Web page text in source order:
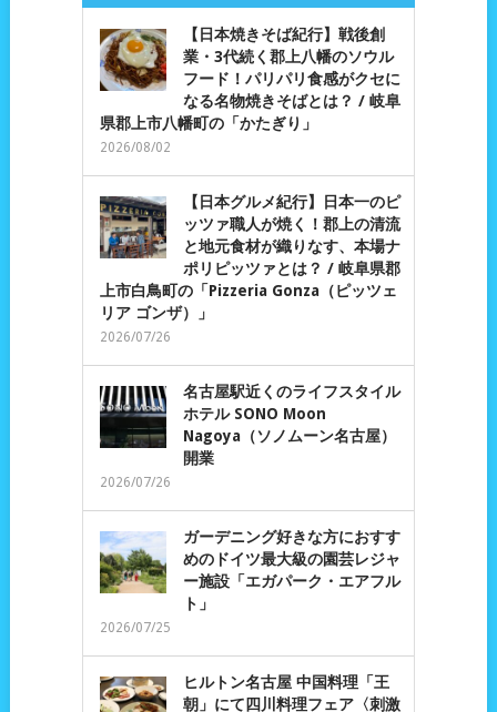
【日本焼きそば紀行】戦後創
業・3代続く郡上八幡のソウル
フード！パリパリ食感がクセに
なる名物焼きそばとは？ / 岐阜
県郡上市八幡町の「かたぎり」
2026/08/02
【日本グルメ紀行】日本一のピ
ッツァ職人が焼く！郡上の清流
と地元食材が織りなす、本場ナ
ポリピッツァとは？ / 岐阜県郡
上市白鳥町の「Pizzeria Gonza（ピッツェ
リア ゴンザ）」
2026/07/26
名古屋駅近くのライフスタイル
ホテル SONO Moon
Nagoya（ソノムーン名古屋）
開業
2026/07/26
ガーデニング好きな方におすす
めのドイツ最大級の園芸レジャ
ー施設「エガパーク・エアフル
ト」
2026/07/25
ヒルトン名古屋 中国料理「王
朝」にて四川料理フェア〈刺激